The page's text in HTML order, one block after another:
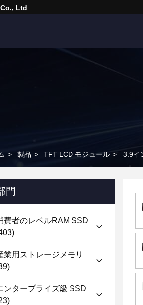
Ltd
> 製品 > TFT LCD モジュール > 3.9イ
門
費者のレベルRAM SSD
業用ストレージメモリ
ンタープライズ級 SSD